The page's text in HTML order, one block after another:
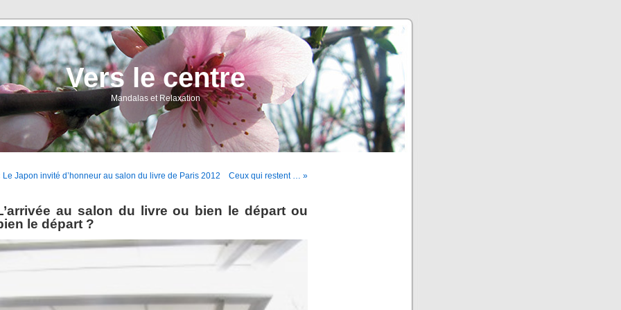
Vers le centre
Mandalas et Relaxation
Le Japon invité d’honneur au salon du livre de Paris 2012 Ceux qui restent … »
au salon du livre ou bien le départ ou
le départ ?